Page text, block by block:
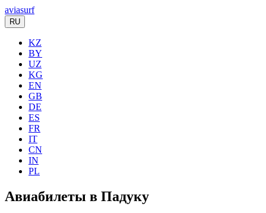
aviasurf
RU
KZ
BY
UZ
KG
EN
GB
DE
ES
FR
IT
CN
IN
PL
Авиабилеты в Падуку